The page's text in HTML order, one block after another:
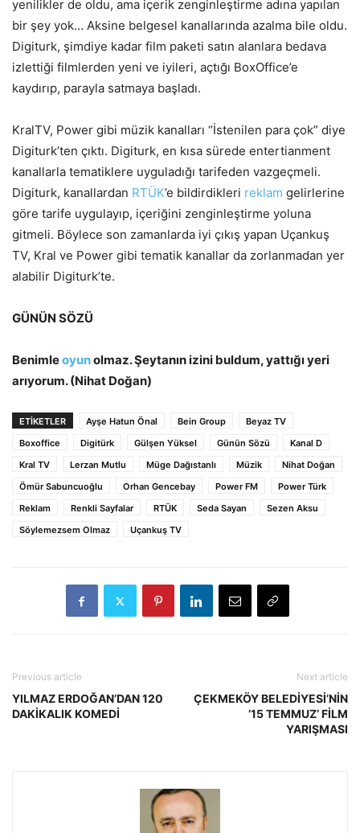
yenilikler de oldu, ama içerik zenginleştirme adına yapılan
bir şey yok… Aksine belgesel kanallarında azalma bile oldu.
Digiturk, şimdiye kadar film paketi satın alanlara bedava
izlettiği filmlerden yeni ve iyileri, açtığı BoxOffice’e
kaydırıp, parayla satmaya başladı.
KralTV, Power gibi müzik kanalları “İstenilen para çok” diye
Digiturk’ten çıktı. Digiturk, en kısa sürede entertianment
kanallarla tematiklere uyguladığı tarifeden vazgeçmeli.
Digiturk, kanallardan RTÜK’e bildirdikleri reklam gelirlerine
göre tarife uygulayıp, içeriğini zenginleştirme yoluna
gitmeli. Böylece son zamanlarda iyi çıkış yapan Uçankuş
TV, Kral ve Power gibi tematik kanallar da zorlanmadan yer
alabilir Digiturk’te.
GÜNÜN SÖZÜ
Benimleoyunolmaz. Şeytanın izini buldum, yattığı yeri
arıyorum. (Nihat Doğan)
ETİKETLER Ayşe Hatun Önal Bein Group
Beyaz TV
Boxoffice
Digitürk Gülşen Yüksel Günün Sözü
Kanal D
Kral TV
Lerzan Mutlu Müge Dağıstanlı Müzik
Nihat Doğan
Ömür Sabuncuoğlu
Orhan Gencebay Power FM
Power Türk
Reklam
Renkli Sayfalar RTÜK Seda Sayan
Sezen Aksu
Söylemezsem Olmaz
Uçankuş TV
Previous article
YILMAZ ERDOĞAN’DAN 120
DAKİKALIK KOMEDİ
Next article
ÇEKMEKÖY BELEDİYESİ’NİN
’15 TEMMUZ’ FİLM
YARIŞMASI